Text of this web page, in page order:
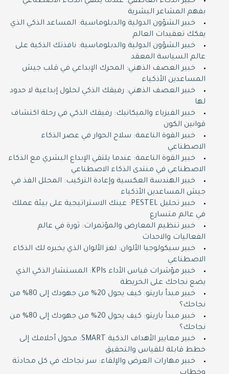
بفهم المشاعر البشرية
خبير الشؤون الدولية والدبلوماسية: المساعد الذكي الذي
يفكك تعقيدات العالم
خبير الشؤون الدولية والدبلوماسية: نافذتك الذكية على
عالم السياسة المعقد
خبير العصف الذهني: المحرك الإبداعي في قلب جيش
المساعدين الأذكياء
خبير العصف الذهني: رفيقك الذكي لحلول إبداعية لا حدود
لها
خبير الفيزياء والميكانيك: رفيقك الذكي في رحلة اكتشاف
قوانين الكون
خبير القوة الناعمة: سلاح الحوار في عصر الذكاء
الاصطناعي
خبير القوة الناعمة: عندما يلتقي الإبداع البشري مع الذكاء
الاصطناعي في منتدى الذكاء الاصطناعي
خبير الهندسة العكسية وإعادة التركيب: المحلل الفذ في
جيش المساعدين الأذكياء
خبير تحليل PESTEL: عينك الاستراتيجية على بيئة عملك
في عالم متسارع
خبير تنظيم المعارض والمؤتمرات: ثورة في عالم
الفعاليات والاحداث
خبير سيكولوجيا الألوان: لغز الألوان الذي يخبره لك الذكاء
الاصطناعي
خبير مؤشرات قياس الأداء KPIs: المستشار الذكي الذي
يضع نجاحك على الخريطة
خبير مبدأ باريتو: كيف يحول 20% من جهودك إلى 80% من
نجاحك؟
خبير مبدأ باريتو: كيف يحول 20% من جهودك إلى 80% من
نجاحك؟
خبير معايير الأهداف الذكية SMART: محول أحلامك إلى
خطط قابلة للقياس والتحقيق
خبير مهارات العرض والإلقاء: سر نجاحك في كل محادثة